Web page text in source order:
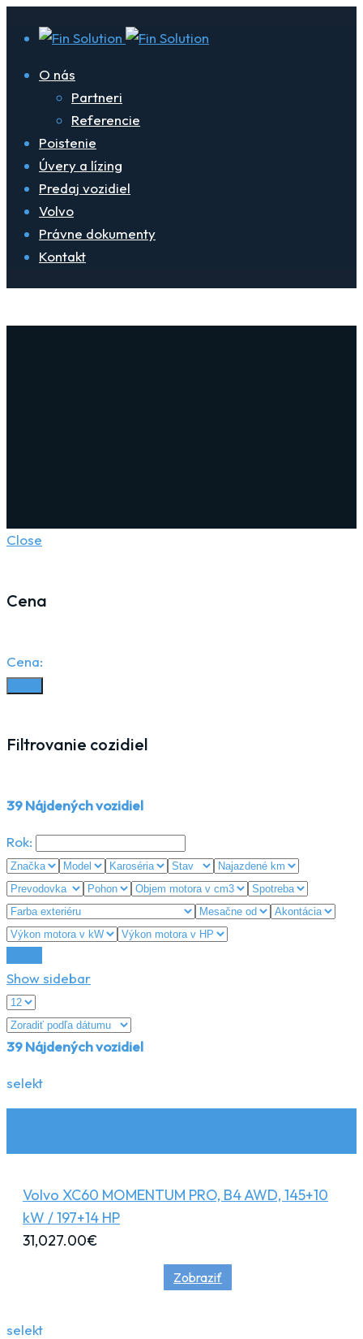
O nás
Partneri
Referencie
Poistenie
Úvery a lízing
Predaj vozidiel
Volvo
Právne dokumenty
Kontakt
Close
Cena
Cena:
Filtrovanie cozidiel
39Nájdených vozidiel
Rok:
Show sidebar
39Nájdených vozidiel
selekt
Volvo XC60 MOMENTUM PRO, B4 AWD, 145+10
kW / 197+14 HP
31,027.00€
Zobraziť
selekt